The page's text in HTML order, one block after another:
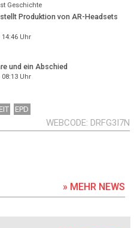
Geschichte
Produktion von AR-Headsets
14:46Uhr
und ein Abschied
08:13Uhr
EPD
WEBCODE DRFG3I7N
» MEHR NEWS